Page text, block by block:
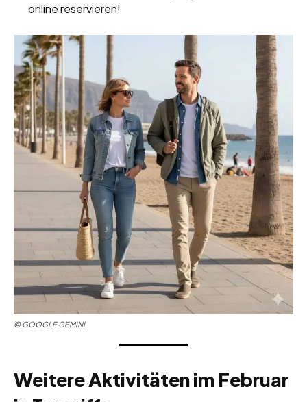
online reservieren!
© GOOGLE GEMINI
Weitere Aktivitäten im Februar